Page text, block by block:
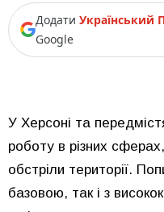
Додати Український
Google
У Херсоні та
роботу в різних
обстріли території.
базовою, так і з